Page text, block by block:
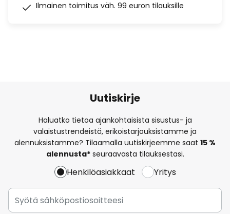
Ilmainen toimitus väh. 99 euron tilauksille
Uutiskirje
Haluatko tietoa ajankohtaisista sisustus- ja
valaistustrendeistä, erikoistarjouksistamme ja
alennuksistamme? Tilaamalla uutiskirjeemme saat 15 %
alennusta*seuraavasta tilauksestasi.
Henkilöasiakkaat Yritys